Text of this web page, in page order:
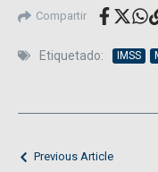
Compartir
Etiquetado: IMSS
Previous Article